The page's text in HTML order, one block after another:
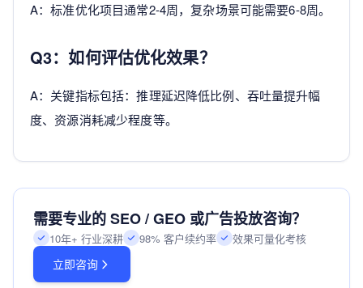
A：标准优化项目通常2-4周，复杂场景可能需要6-8周。
Q3：如何评估优化效果？
A：关键指标包括：推理延迟降低比例、吞吐量提升幅
度、资源消耗减少程度等。
需要专业的 SEO / GEO 或广告投放咨询？
10年+ 行业深耕 98% 客户续约率 效果可量化考核
立即咨询